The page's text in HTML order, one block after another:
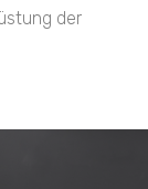
der